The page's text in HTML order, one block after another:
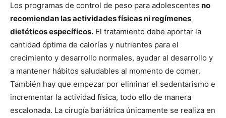
Los programas de control de peso para adolescentes no
recomiendan las actividades físicas ni regímenes
dietéticos específicos. El tratamiento debe aportar la
cantidad óptima de calorías y nutrientes para el
crecimiento y desarrollo normales, ayudar al desarrollo y
a mantener hábitos saludables al momento de comer.
También hay que empezar por eliminar el sedentarismo e
incrementar la actividad física, todo ello de manera
escalonada. La cirugía bariátrica únicamente se realiza en